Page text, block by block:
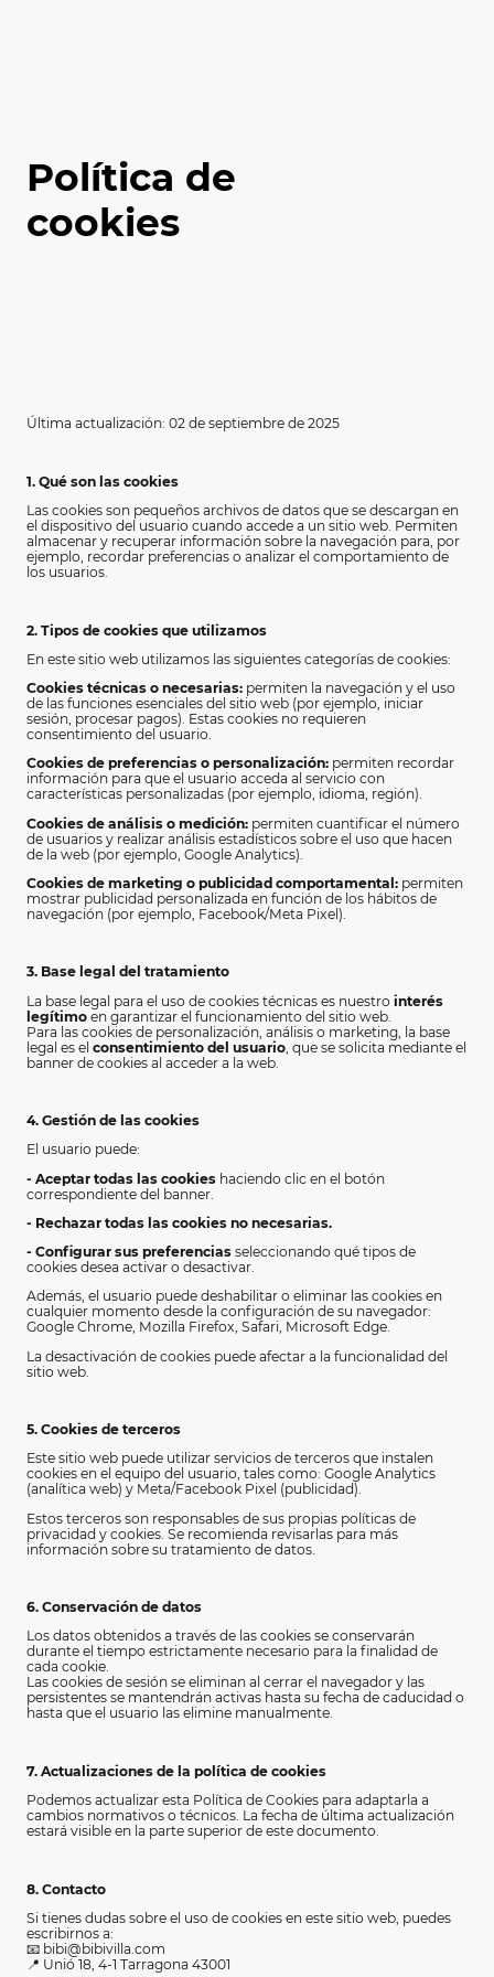
Política de
cookies
Última actualización: 02 de septiembre de 2025
1. Qué son las cookies
Las cookies son pequeños archivos de datos que se descargan en
el dispositivo del usuario cuando accede a un sitio web. Permiten
almacenar y recuperar información sobre la navegación para, por
ejemplo, recordar preferencias o analizar el comportamiento de
los usuarios.
2. Tipos de cookies que utilizamos
En este sitio web utilizamos las siguientes categorías de cookies:
Cookies técnicas o necesarias: permiten la navegación y el uso
de las funciones esenciales del sitio web (por ejemplo, iniciar
sesión, procesar pagos). Estas cookies no requieren
consentimiento del usuario.
Cookies de preferencias o personalización: permiten recordar
información para que el usuario acceda al servicio con
características personalizadas (por ejemplo, idioma, región).
Cookies de análisis o medición: permiten cuantificar el número
de usuarios y realizar análisis estadísticos sobre el uso que hacen
de la web (por ejemplo, Google Analytics).
Cookies de marketing o publicidad comportamental: permiten
mostrar publicidad personalizada en función de los hábitos de
navegación (por ejemplo, Facebook/Meta Pixel).
3. Base legal del tratamiento
La base legal para el uso de cookies técnicas es nuestro interés
legítimo en garantizar el funcionamiento del sitio web.
Para las cookies de personalización, análisis o marketing, la base
legal es el consentimiento del usuario , que se solicita mediante el
banner de cookies al acceder a la web.
4. Gestión de las cookies
El usuario puede:
- Aceptar todas las cookies haciendo clic en el botón
correspondiente del banner.
- Rechazar todas las cookies no necesarias.
- Configurar sus preferencias seleccionando qué tipos de
cookies desea activar o desactivar.
Además, el usuario puede deshabilitar o eliminar las cookies en
cualquier momento desde la configuración de su navegador:
Google Chrome, Mozilla Firefox, Safari, Microsoft Edge.
La desactivación de cookies puede afectar a la funcionalidad del
sitio web.
5. Cookies de terceros
Este sitio web puede utilizar servicios de terceros que instalen
cookies en el equipo del usuario, tales como: Google Analytics
(analítica web) y Meta/Facebook Pixel (publicidad).
Estos terceros son responsables de sus propias políticas de
privacidad y cookies. Se recomienda revisarlas para más
información sobre su tratamiento de datos.
6. Conservación de datos
Los datos obtenidos a través de las cookies se conservarán
durante el tiempo estrictamente necesario para la finalidad de
cada cookie.
Las cookies de sesión se eliminan al cerrar el navegador y las
persistentes se mantendrán activas hasta su fecha de caducidad o
hasta que el usuario las elimine manualmente.
7. Actualizaciones de la política de cookies
Podemos actualizar esta Política de Cookies para adaptarla a
cambios normativos o técnicos. La fecha de última actualización
estará visible en la parte superior de este documento.
8. Contacto
Si tienes dudas sobre el uso de cookies en este sitio web, puedes
escribirnos a:
📧 bibi@bibivilla.com
📍 Unió 18, 4-1 Tarragona 43001